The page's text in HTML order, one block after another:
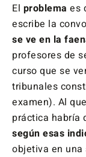
El problema es
escribe la
se ve en la
profesores de
curso que se
tribunales
examen). Al
práctica habría
según esas
objetiva en